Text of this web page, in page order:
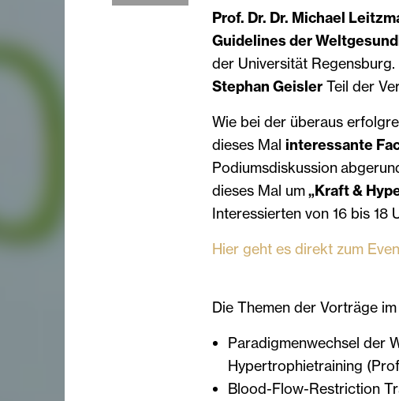
Prof. Dr. Dr. Michael
Guidelines der
der Universität
Stephan GeislerTeil der
Wie bei der überaus
dieses Mal interessante
Podiumsdiskussion
dieses Mal um„Kraft &
Interessierten von 16 bis 18
Hier geht es direkt zum
Die Themen der Vorträge im
Paradigmenwechsel der
Hypertrophietraining
Blood-Flow-Restriction